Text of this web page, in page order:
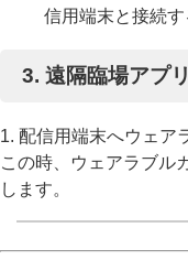
信用端末と接続す
3. 遠隔臨場アプ
1. 配信用端末へウェア
この時、ウェアラブル
します。